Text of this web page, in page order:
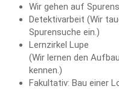
Wir gehen auf
Detektivarbeit (Wir
Spurensuche ein.)
Lernzirkel Lupe
(Wir lernen den
kennen.)
Fakultativ: Bau einer